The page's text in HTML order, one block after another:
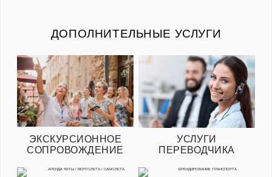
ДОПОЛНИТЕЛЬНЫЕ УСЛУГИ
ЭКСКУРСИОННОЕ
СОПРОВОЖДЕНИЕ
УСЛУГИ
ПЕРЕВОДЧИКА